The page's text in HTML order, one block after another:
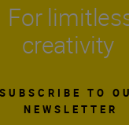
For
creativity
SUBSCRIBE TO
NEWSLETTER